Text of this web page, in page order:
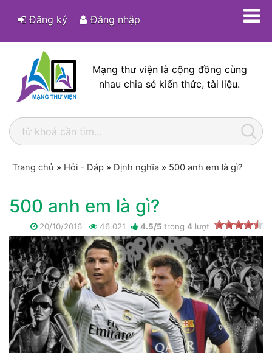
Đăng ký Đăng nhập
Mạng thư viện là cộng đồng cùng
nhau chia sẻ kiến thức, tài liệu.
Trang chủ » Hỏi - Đáp »Định nghĩa » 500 anh em là gì?
500 anh em là gì?
20/10/2016 46.021 4.5/5 trong 4 lượt